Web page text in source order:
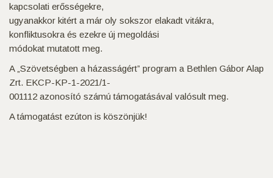
kapcsolati erősségekre,
ugyanakkor kitért a már oly sokszor elakadt vitákra,
konfliktusokra és ezekre új megoldási
módokat mutatott meg.
A „Szövetségben a házasságért” program a Bethlen Gábor Alap
Zrt. EKCP-KP-1-2021/1-
001112 azonosító számú támogatásával valósult meg.
A támogatást ezúton is köszönjük!